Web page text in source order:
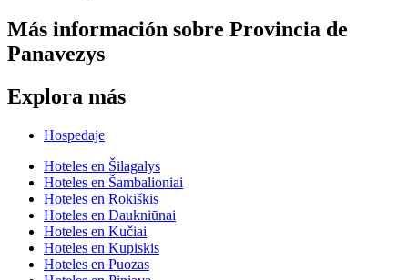
Más información sobre Provincia de
Panavezys
Explora más
Hospedaje
Hoteles en Šilagalys
Hoteles en Šambalioniai
Hoteles en Rokiškis
Hoteles en Daukniūnai
Hoteles en Kučiai
Hoteles en Kupiskis
Hoteles en Puozas